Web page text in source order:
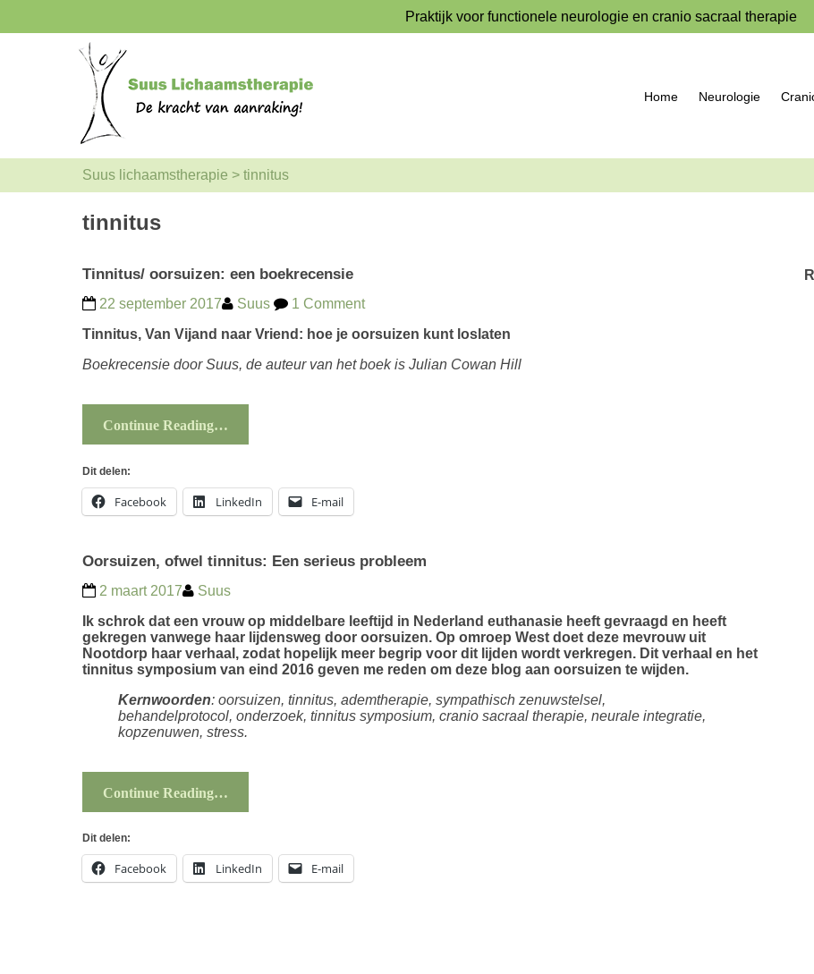
Praktijk voor functionele neurologie en cranio sacraal therapie
Home Neurologie
Suus lichaamstherapie > tinnitus
tinnitus
Tinnitus/ oorsuizen: een boekrecensie
22 september 2017 Suus
1 Comment
Tinnitus, Van Vijand naar Vriend: hoe je oorsuizen kunt loslaten
Boekrecensie door Suus, de auteur van het boek is Julian Cowan Hill
Continue Reading…
Dit delen:
Facebook LinkedIn E-mail
Oorsuizen, ofwel tinnitus: Een serieus probleem
2 maart 2017
Suus
Ik schrok dat een vrouw op middelbare leeftijd in Nederland euthanasie heeft gevraagd en heeft
gekregen vanwege haar lijdensweg door oorsuizen. Op omroep West doet deze mevrouw uit
Nootdorp haar verhaal, zodat hopelijk meer begrip voor dit lijden wordt verkregen. Dit verhaal en het
tinnitus symposium van eind 2016 geven me reden om deze blog aan oorsuizen te wijden.
Kernwoorden: oorsuizen, tinnitus, ademtherapie, sympathisch zenuwstelsel,
behandelprotocol, onderzoek, tinnitus symposium, cranio sacraal therapie, neurale integratie,
kopzenuwen, stress.
Continue Reading…
Dit delen:
Facebook LinkedIn E-mail